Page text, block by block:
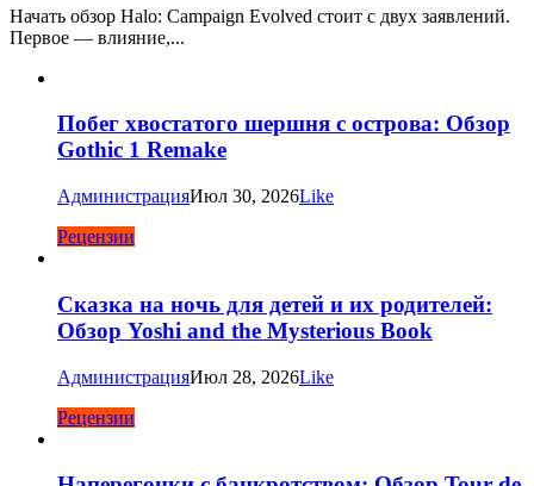
Начать обзор Halo: Campaign Evolved стоит с двух заявлений.
Первое — влияние,...
Побег хвостатого шершня с острова: Обзор
Gothic 1 Remake
АдминистрацияИюл 30, 2026Like
Рецензии
Сказка на ночь для детей и их родителей:
Обзор Yoshi and the Mysterious Book
АдминистрацияИюл 28, 2026Like
Рецензии